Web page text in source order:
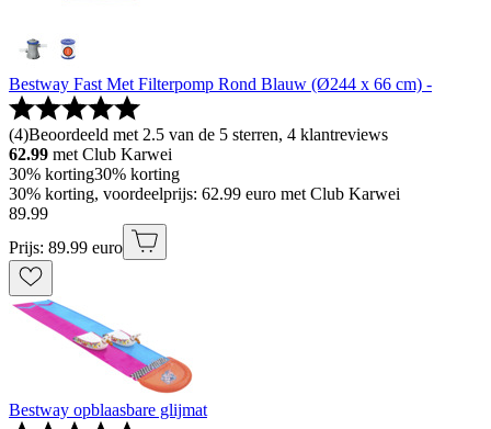
Bestway Fast Met Filterpomp Rond Blauw (Ø244 x 66 cm) -
(4)Beoordeeld met 2.5 van de 5 sterren, 4 klantreviews
62.99 met Club Karwei
30% korting30% korting
30% korting, voordeelprijs: 62.99 euro met Club Karwei
89.99
Prijs: 89.99 euro
Bestway opblaasbare glijmat